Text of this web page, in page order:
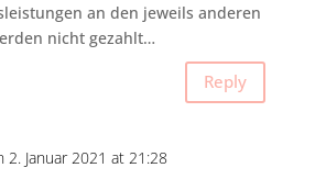
an den jeweils anderen
nicht gezahlt…
Reply
2. Januar 2021 at 21:28